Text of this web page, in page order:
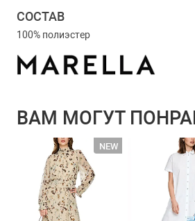
СОСТАВ
100% полиэстер
ВАМ МОГУТ